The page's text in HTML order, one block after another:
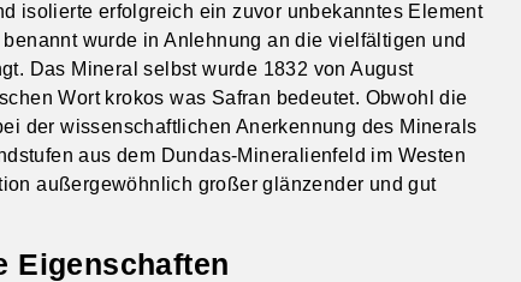
isolierte erfolgreich ein zuvor unbekanntes Element
wurde in Anlehnung an die vielfältigen und
Das Mineral selbst wurde 1832 von August
Wort krokos was Safran bedeutet. Obwohl die
der wissenschaftlichen Anerkennung des Minerals
aus dem Dundas-Mineralienfeld im Westen
außergewöhnlich großer glänzender und gut
Eigenschaften